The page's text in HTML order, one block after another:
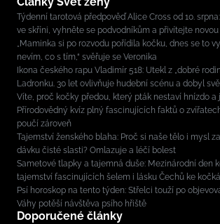
Týdenní tarotová předpověď Alice Cross od 10.
ve skříni, vyhněte se podvodníkům a přivítejte
„Maminka si po rozvodu pořídila kočku, dnes se to
nevím, co s tím,“ svěřuje se Veronika
Ikona českého rapu Vladimír 518: Utekl z „dobré
Ladronku. 30 let ovlivňuje hudební scénu a dobyl
Víte, proč kočky předou, který pták nestaví hnízdo a
Přírodovědný kvíz plný fascinujících faktů o
poučí zároveň
Tajemství ženského blaha: Proč si naše tělo i mysl
dávku čisté slasti? Omlazuje a léčí bolest
Sametové tlapky a tajemná duše: Mezinárodní den
tajemství fascinujících šelem i lásku Čechů ke
Psí horoskop na tento týden: Střelci touží po
Váhy potěší návštěva psího hřiště
Doporučené články